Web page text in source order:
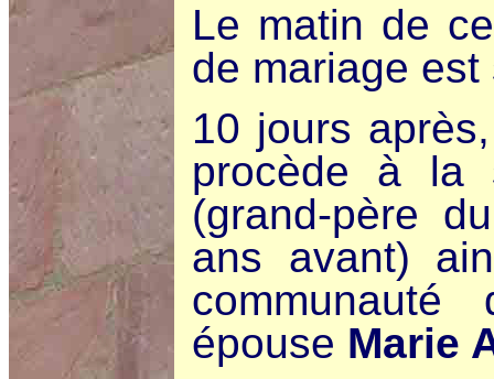
Le matin de
de mariage
10 jours
procède à la
(grand-père
ans avant)
épouse Marie